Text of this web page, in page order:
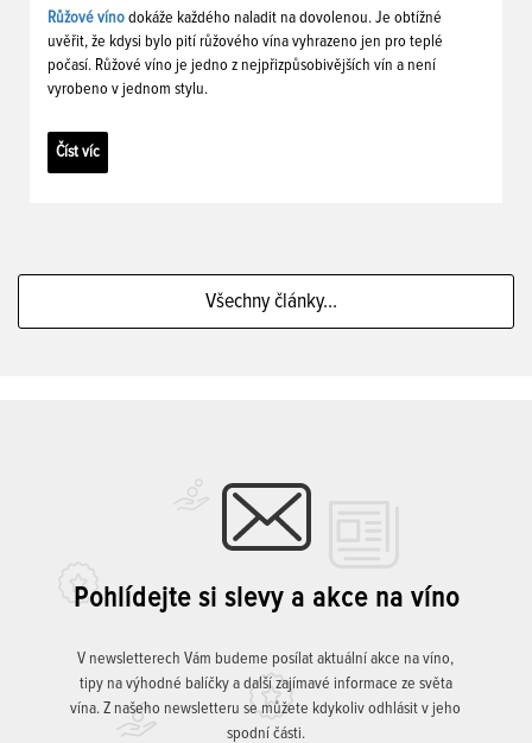
Růžové víno dokáže každého naladit na dovolenou. Je obtížné
uvěřit, že kdysi bylo pití růžového vína vyhrazeno jen pro teplé
počasí. Růžové víno je jedno z nejpřizpůsobivějších vín a není
vyrobeno v jednom stylu.
Číst víc
Všechny články...
Pohlídejte si slevy a akce na víno
V newsletterech Vám budeme posílat aktuální akce na víno,
tipy na výhodné balíčky a další zajímavé informace ze světa
vína. Z našeho newsletteru se můžete kdykoliv odhlásit v jeho
spodní části.